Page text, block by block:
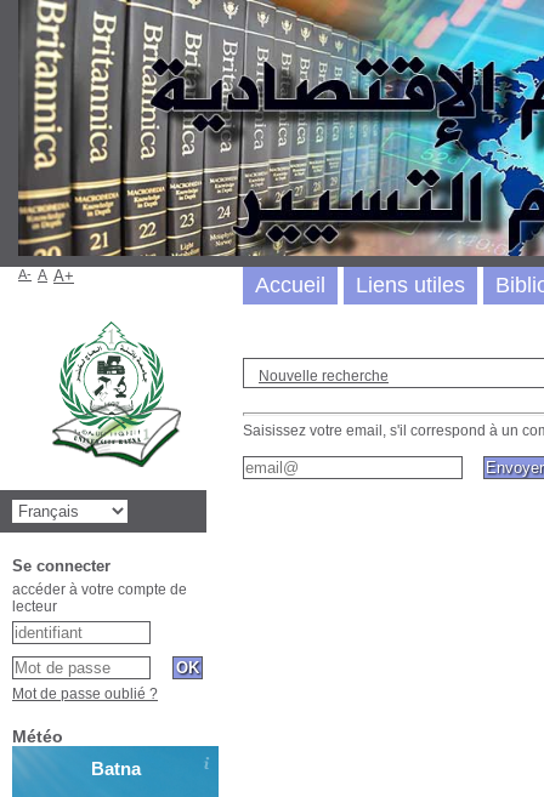
Nouvelle recherche
Saisissez votre email, s'il correspond à un
Accueil Liens utiles
A- A A+
Se connecter
accéder à votre compte de
lecteur
Mot de passe oublié ?
Météo
Batna